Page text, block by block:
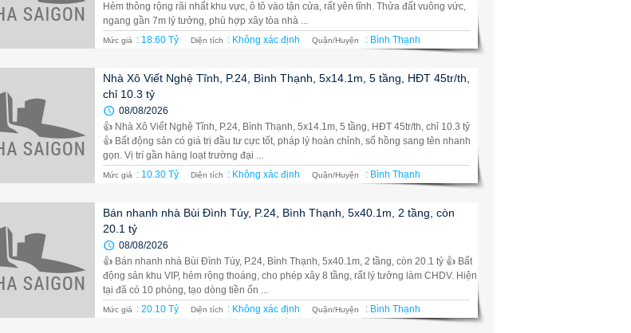
Hẻm thông rộng rãi nhất khu vực, ô tô vào tận cửa, rất yên tĩnh. Thửa đất vuông vức,
ngang gần 7m lý tưởng, phù hợp xây tòa nhà ...
Mức giá : 18.60 Tỷ Diện tích : Không xác định Quận/Huyện : Bình Thạnh
Nhà Xô Viết Nghệ Tĩnh, P.24, Bình Thạnh, 5x14.1m, 5 tầng, HĐT 45tr/th,
chỉ 10.3 tỷ
08/08/2026
👍 Nhà Xô Viết Nghệ Tĩnh, P.24, Bình Thạnh, 5x14.1m, 5 tầng, HĐT 45tr/th, chỉ 10.3 tỷ
👍 Bất động sản có giá trị đầu tư cực tốt, pháp lý hoàn chỉnh, sổ hồng sang tên nhanh
gọn. Vị trí gần hàng loạt trường đại ...
Mức giá : 10.30 Tỷ Diện tích : Không xác định Quận/Huyện : Bình Thạnh
Bán nhanh nhà Bùi Đình Túy, P.24, Bình Thạnh, 5x40.1m, 2 tầng, còn
20.1 tỷ
08/08/2026
👍 Bán nhanh nhà Bùi Đình Túy, P.24, Bình Thạnh, 5x40.1m, 2 tầng, còn 20.1 tỷ 👍 Bất
động sản khu VIP, hẻm rộng thoáng, cho phép xây 8 tầng, rất lý tưởng làm CHDV. Hiện
tại đã có 10 phòng, tạo dòng tiền ổn ...
Mức giá : 20.10 Tỷ Diện tích : Không xác định Quận/Huyện : Bình Thạnh